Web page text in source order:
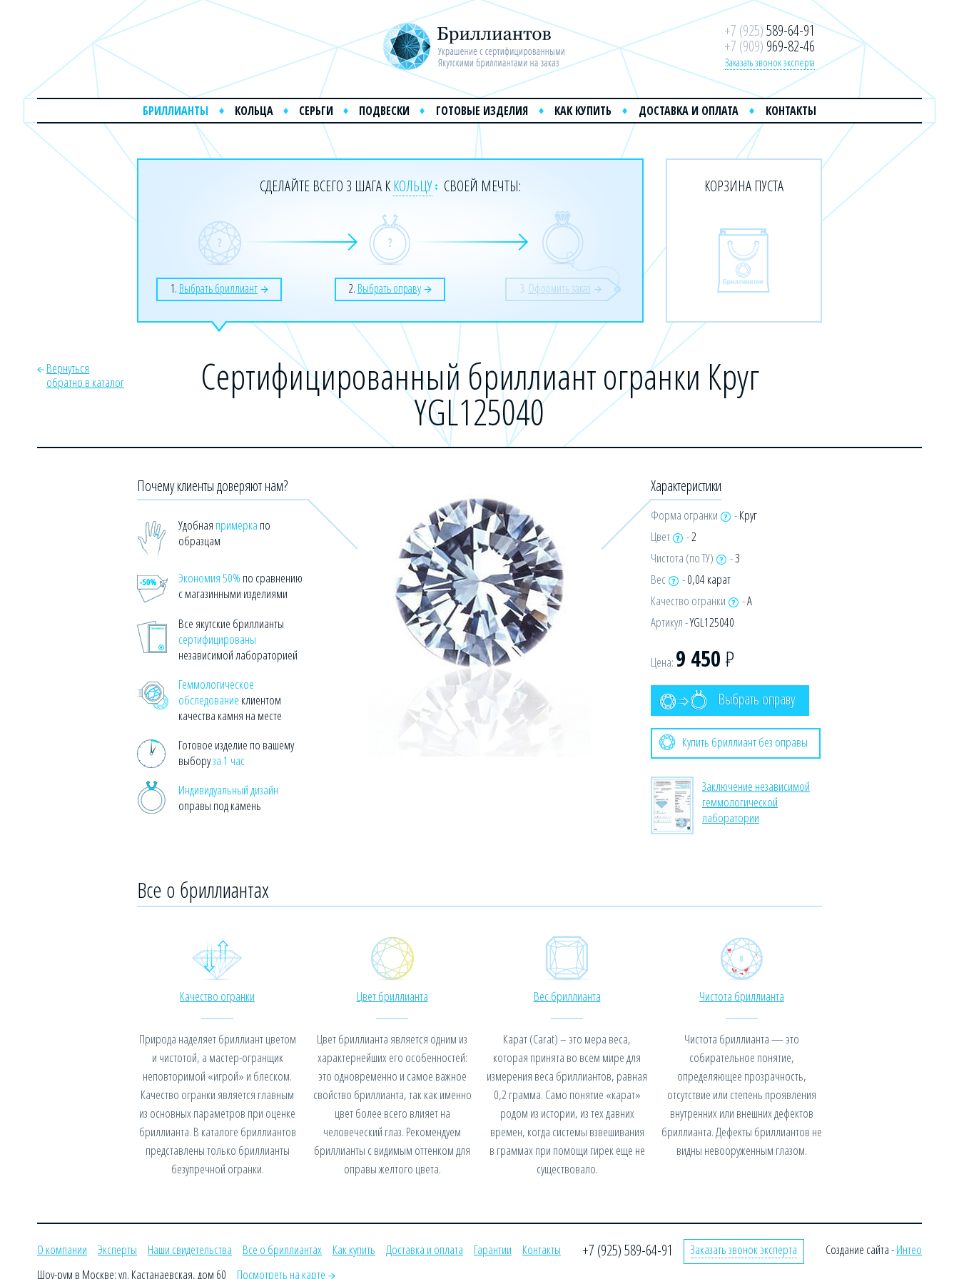
+7 (925)589-64-91
+7 (909) 969-82-46
Заказать звонок эксперта
БРИЛЛИАНТЫ КОЛЬЦА СЕРЬГИ ПОДВЕСКИ ГОТОВЫЕ ИЗДЕЛИЯ КАК КУПИТЬ ДОСТАВКА И ОПЛАТА КОНТАКТЫ
СДЕЛАЙТЕ ВСЕГО 3 ШАГА ККОЛЬЦУ СВОЕЙ МЕЧТЫ:
1. Выбрать бриллиант 2. Выбрать оправу 3. Оформить заказ
КОРЗИНА ПУСТА
Вернуться
обратно в каталог
Сертифицированный бриллиант огранки Круг
YGL125040
Почему клиенты доверяют нам?
Удобная примерка по
образцам
Экономия 50% по сравнению
с магазинными изделиями
Все якутские бриллианты
сертифицированы
независимой лабораторией
Геммологическое
обследование клиентом
качества камня на месте
Готовое изделие по вашему
выборуза 1 час
Индивидуальный дизайн
оправы под камень
Характеристики
Форма огранки -Круг
Цвет
-2
Чистота (по ТУ)
-3
Вес
-0,04 карат
Качество огранки
-А
Артикул -YGL125040
Цена: 9 450Р
Выбрать оправу
Купить бриллиант без оправы
Заключение независимой
геммологической
лаборатории
Все о бриллиантах
Качество огранки
Природа наделяет бриллиант цветом
и чистотой, а мастер-огранщик
неповторимой «игрой» и блеском.
Качество огранки является главным
из основных параметров при оценке
бриллианта. В каталоге бриллиантов
представлены только бриллианты
безупречной огранки.
Цвет бриллианта
Цвет бриллианта является одним из
характернейших его особенностей:
это одновременно и самое важное
свойство бриллианта, так как именно
цвет более всего влияет на
человеческий глаз. Рекомендуем
бриллианты с видимым оттенком для
оправы желтого цвета.
Вес бриллианта
Карат (Carat) – это мера веса,
которая принята во всем мире для
измерения веса бриллиантов, равная
0,2 грамма. Само понятие «карат»
родом из истории, из тех давних
времен, когда системы взвешивания
в граммах при помощи гирек еще не
существовало.
Чистота бриллианта
Чистота бриллианта — это
собирательное понятие,
определяющее прозрачность,
отсутствие или степень проявления
внутренних или внешних дефектов
бриллианта. Дефекты бриллиантов не
видны невооруженным глазом.
Создание сайта -Интео
О компании Эксперты Наши свидетельства Все о бриллиантах Как купить Доставка и оплата Гарантии
Контакты
Шоу-рум в Москве: ул. Кастанаевская, дом 60
Посмотреть на карте
+7 (925) 589-64-91 Заказать звонок эксперта